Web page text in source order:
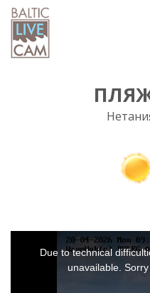
Due to technical
unavailable.